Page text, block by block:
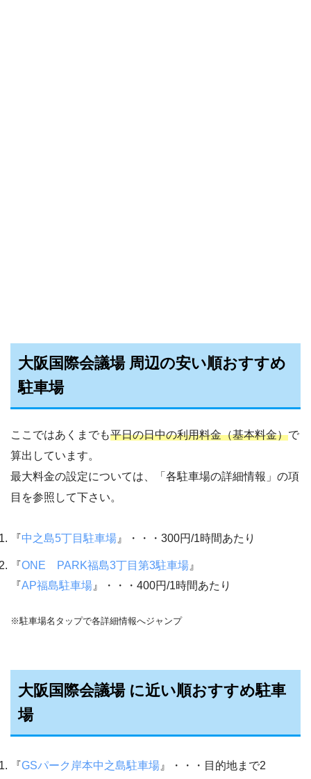
大阪国際会議場 周辺の安い順おすすめ
駐車場
ここではあくまでも平日の日中の利用料金（基本料金）で
算出しています。
最大料金の設定については、「各駐車場の詳細情報」の項
目を参照して下さい。
『中之島5丁目駐車場 』・・・300円/1時間あたり
『ONE PARK福島3丁目第3駐車場 』
『AP福島駐車場 』・・・400円/1時間あたり
※駐車場名タップで各詳細情報へジャンプ
大阪国際会議場 に近い順おすすめ駐車
場
『GSパーク岸本中之島駐車場 』・・・目的地まで2